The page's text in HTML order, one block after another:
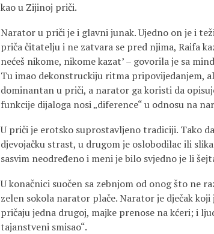
kao u Zijinoj priči.
Narator u priči je i glavni junak. Ujedno on je i
priča čitatelju i ne zatvara se pred njima, Raifa
nećeš nikome, nikome kazat’ – govorila je sa
Tu imao dekonstruckiju ritma pripovijedanjem,
dominantan u priči, a narator ga koristi da
funkcije dijaloga nosi „diference“ u odnosu na
U priči je erotsko suprostavljeno tradiciji. Tako
djevojačku strast, u drugom je oslobodilac ili
sasvim neodređeno i meni je bilo svjedno je li
U konačnici suočen sa zebnjom od onog što ne
zelen sokola narator plače. Narator je dječak
pričaju jedna drugoj, majke prenose na kćeri; i
tajanstveni smisao“.